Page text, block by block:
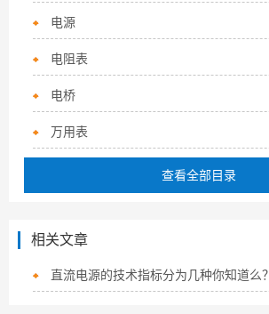
电源
电阻表
电桥
万用表
查看全部目录
相关文章
直流电源的技术指标分为几种你知道么？